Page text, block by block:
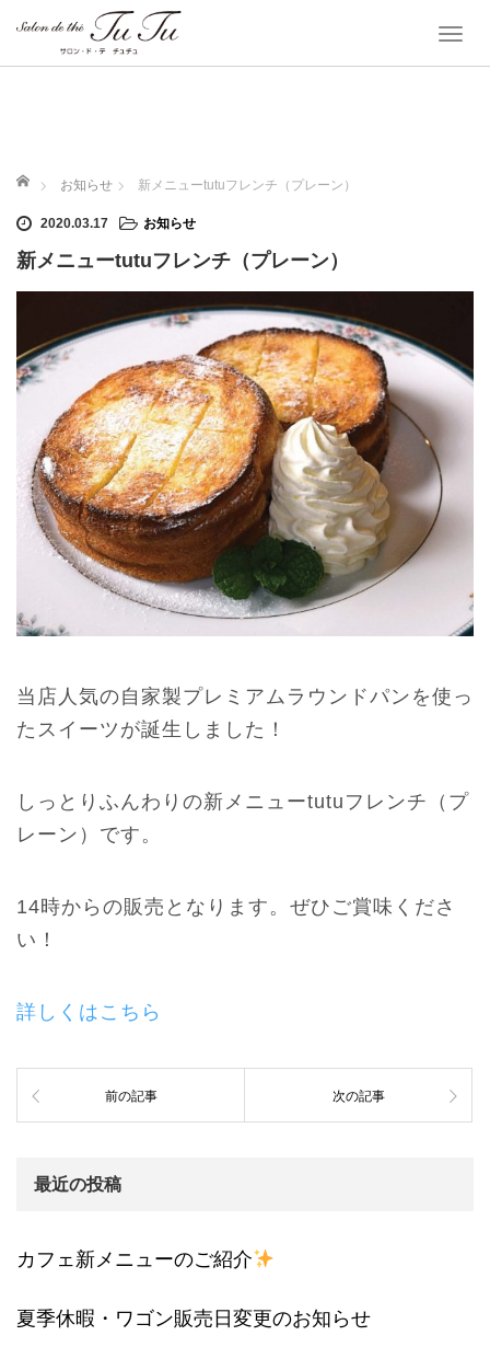
T
o
t
i
ホーム お知らせ 新メニューtutuフレンチ（プレーン）
2020.03.17 お知らせ
新メニューtutuフレンチ（プレーン）
当店人気の自家製プレミアムラウンドパンを使っ
たスイーツが誕生しました！
しっとりふんわりの新メニューtutuフレンチ（プ
レーン）です。
14時からの販売となります。ぜひご賞味くださ
い！
詳しくはこちら
前の記事 次の記事
最近の投稿
カフェ新メニューのご紹介
夏季休暇・ワゴン販売日変更のお知らせ